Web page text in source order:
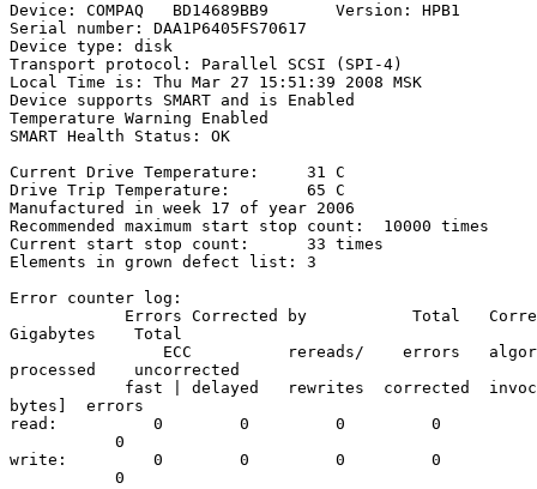
Device: COMPAQ   BD14689BB9       Version: HPB1
Serial number: DAA1P6405FS70617
Device type: disk
Transport protocol: Parallel SCSI (SPI-4)
Local Time is: Thu Mar 27 15:51:39 2008 MSK
Device supports SMART and is Enabled
Temperature Warning Enabled
SMART Health Status: OK
Current Drive Temperature:     31 C
Drive Trip Temperature:        65 C
Manufactured in week 17 of year 2006
Recommended maximum start stop count:  10000 times
Current start stop count:      33 times
Elements in grown defect list: 3
Error counter log:
Errors Corrected by           Total
Gigabytes    Total
ECC          rereads/    errors
processed    uncorrected
fast | delayed   rewrites  corrected
bytes]  errors
read:          0        0         0         0
           0
write:         0        0         0         0
           0